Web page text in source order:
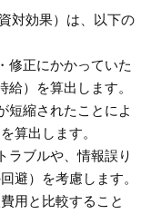
対効果）は、以下の
修正にかかっていた
）を算出します。
短縮されたことによ
算出します。
ラブルや、情報誤り
避）を考慮します。
用と比較すること